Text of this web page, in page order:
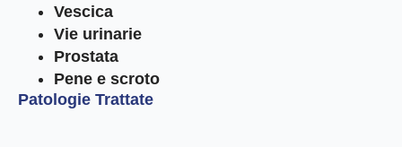
Vescica
Vie urinarie
Prostata
Pene e scroto
Patologie Trattate